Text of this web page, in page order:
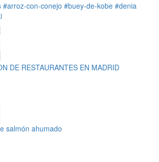
#arroz-con-conejo #buey-de-kobe #denia
DE RESTAURANTES EN MADRID
salmón ahumado